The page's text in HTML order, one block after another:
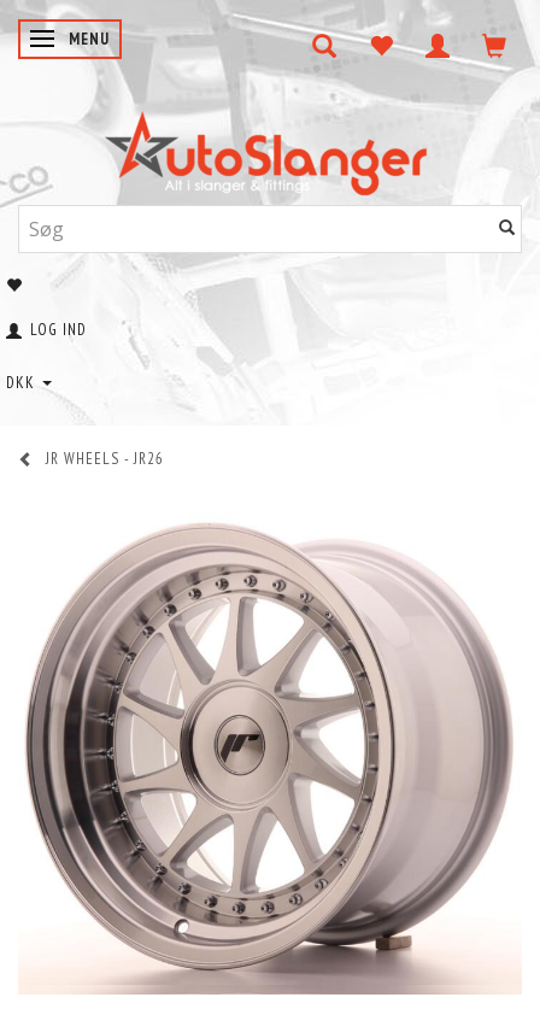
SKIFTE NAVIGATION
MENU
LOG IND
DKK
JR WHEELS - JR26